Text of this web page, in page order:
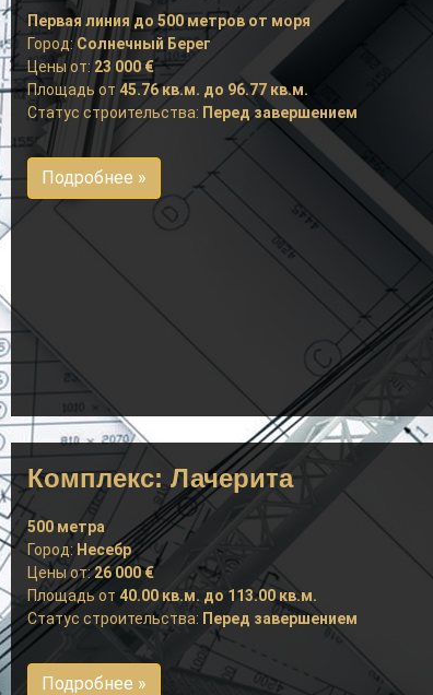
Первая линия до 500 метров от моря
Город:Солнечный Берег
Цены от: 23 000 €
Площадь от 45.76 кв.м. до 96.77 кв.м.
Статус строительства: Перед завершением
Подробнее »
Комплекс: Лачерита
500 метра
Город: Несебр
Цены от:26 000 €
Площадь от 40.00 кв.м. до 113.00 кв.м.
Статус строительства: Перед завершением
Подробнее »